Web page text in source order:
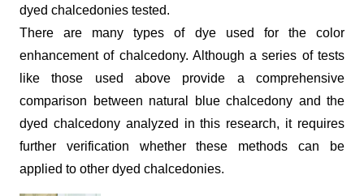
dyed chalcedonies tested.
There are many types of dye used for the color
enhancement of chalcedony. Although a series of tests
like those used above provide a comprehensive
comparison between natural blue chalcedony and the
dyed chalcedony analyzed in this research, it requires
further verification whether these methods can be
applied to other dyed chalcedonies.